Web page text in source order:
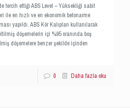
tercih ettiği ABS Level – Yüksekliği sabit
ile en hızlı ve en ekonomik betonarme
yapıldı. ABS Kör Kalıpları kullanılarak
döşemelerin içi %95 oranında boş
döşemelere benzer şekilde içinden
0 Daha fazla oku